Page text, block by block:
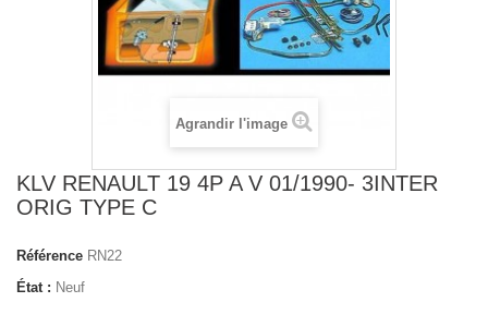
Agrandir l'image
KLV RENAULT 19 4P A V 01/1990- 3INTER
ORIG TYPE C
Référence RN22
État : Neuf